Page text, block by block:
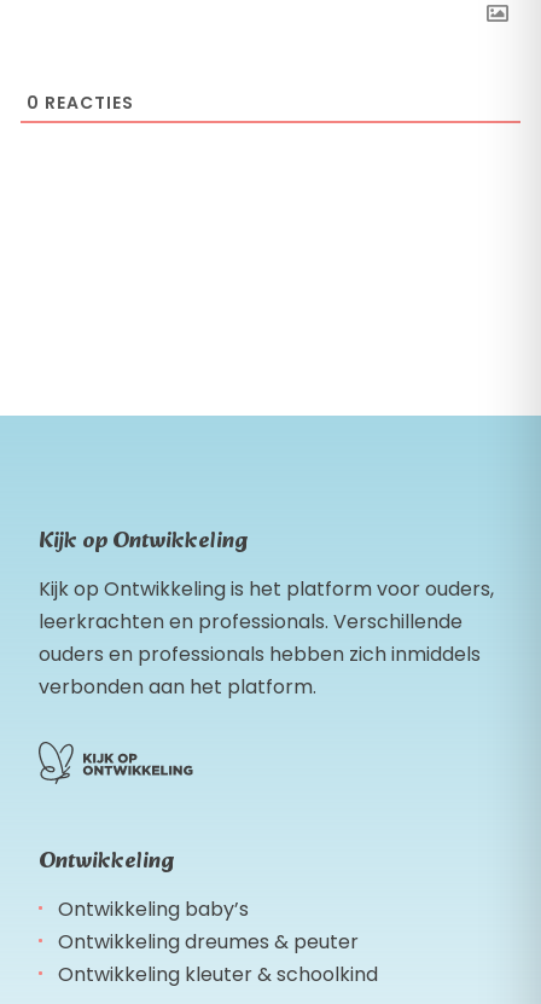
0 REACTIES
Kijk op Ontwikkeling
Kijk op Ontwikkeling is het platform voor ouders,
leerkrachten en professionals. Verschillende
ouders en professionals hebben zich inmiddels
verbonden aan het platform.
Ontwikkeling
Ontwikkeling baby’s
Ontwikkeling dreumes & peuter
Ontwikkeling kleuter & schoolkind